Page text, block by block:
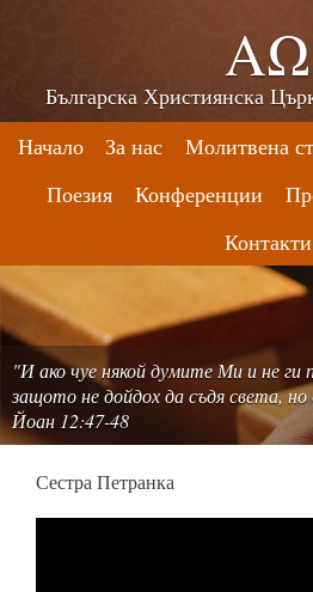
ΑΩ
Българска Християнска
Начало
За нас Молитвена
Поезия
Конференции
Контакти
"И ако чуе някой думите Ми и не ги
защото не дойдох да съдя света,
Йоан 12:47-48
Сестра Петранка